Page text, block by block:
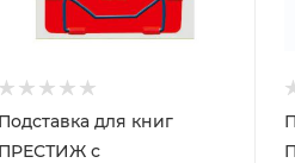
Подставка для книг
ПРЕСТИЖ с